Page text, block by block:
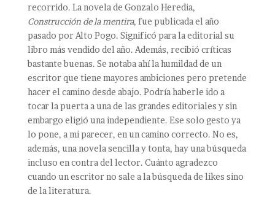
recorrido. La novela de Gonzalo Heredia,
Construcción de la mentira, fue publicada el año
pasado por Alto Pogo. Significó para la editorial su
libro más vendido del año. Además, recibió críticas
bastante buenas. Se notaba ahí la humildad de un
escritor que tiene mayores ambiciones pero pretende
hacer el camino desde abajo. Podría haberle ido a
tocar la puerta a una de las grandes editoriales y sin
embargo eligió una independiente. Ese solo gesto ya
lo pone, a mi parecer, en un camino correcto. No es,
además, una novela sencilla y tonta, hay una búsqueda
incluso en contra del lector. Cuánto agradezco
cuando un escritor no sale a la búsqueda de likes sino
de la literatura.